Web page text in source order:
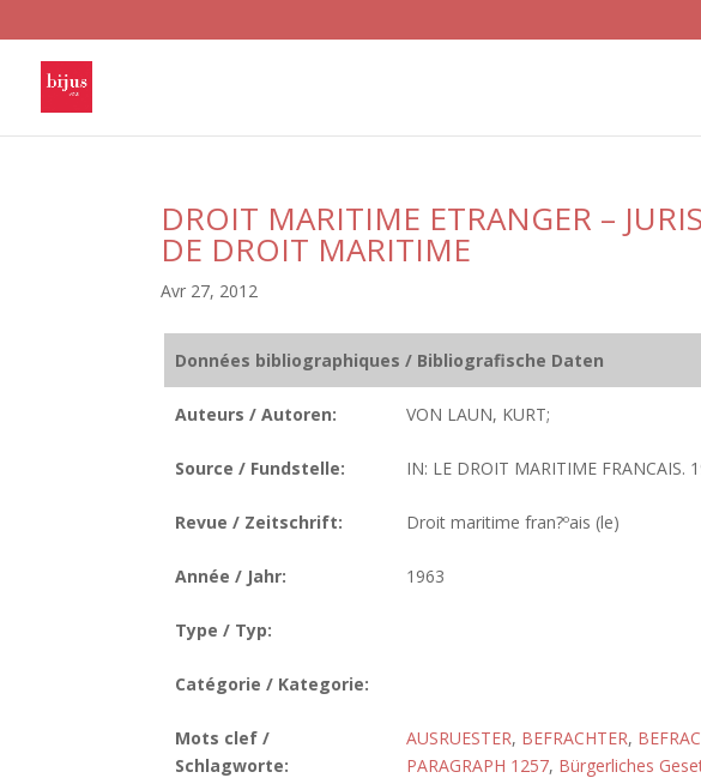
DROIT MARITIME ETRANGER –
DE DROIT MARITIME
Avr 27, 2012
Données bibliographiques / Bibliografische Daten
Auteurs / Autoren: VON LAUN, KURT;
Source / Fundstelle: IN: LE DROIT MARITIME FRANCAIS.
Revue / Zeitschrift: Droit maritime fran?ºais (le)
Année / Jahr: 1963
Type / Typ:
Catégorie / Kategorie:
Mots clef /
Schlagworte:
AUSRUESTER, BEFRACHTER,
PARAGRAPH 1257, Bürgerliches